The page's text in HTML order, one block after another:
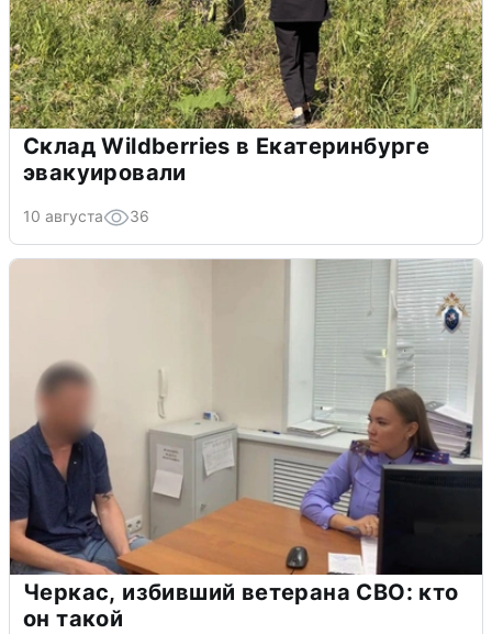
Склад Wildberries в Екатеринбурге
эвакуировали
10 августа 36
Черкас, избивший ветерана СВО: кто
он такой